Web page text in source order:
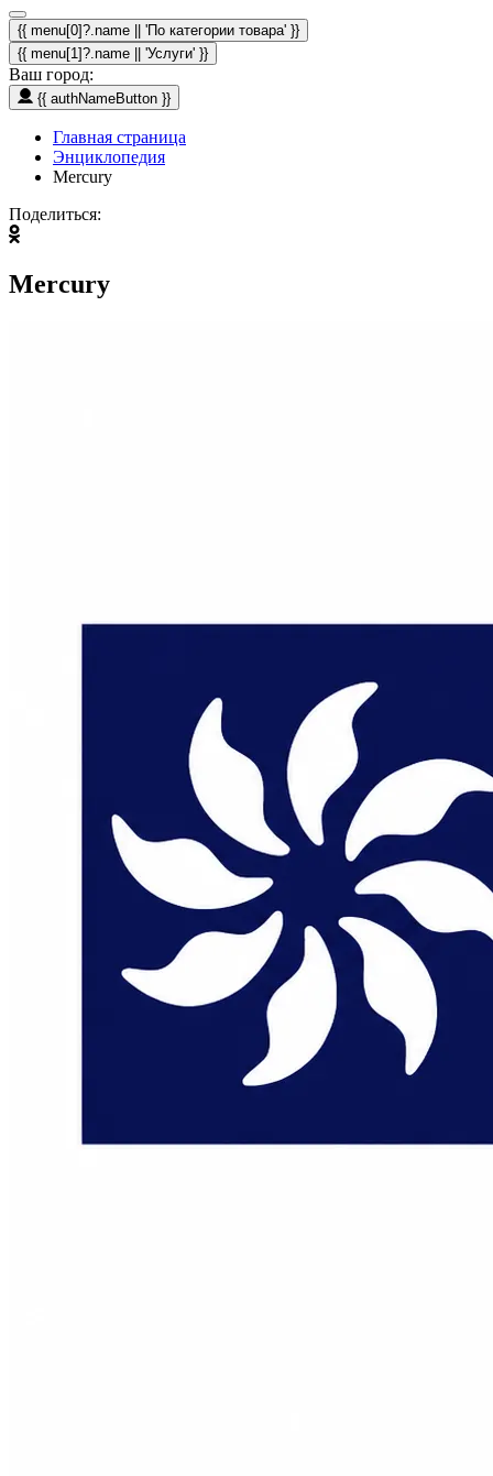
{{ menu[0]?.name || 'По категории товара' }}
{{ menu[1]?.name || 'Услуги' }}
Ваш город:
{{ authNameButton }}
Главная страница
Энциклопедия
Mercury
Поделиться:
Mercury